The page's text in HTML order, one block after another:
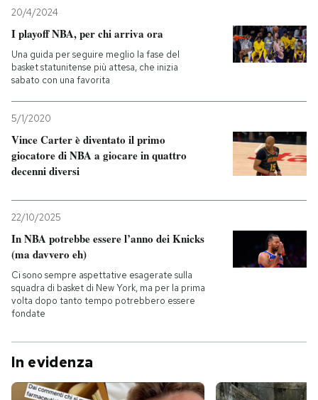
20/4/2024
I playoff NBA, per chi arriva ora
Una guida per seguire meglio la fase del
basket statunitense più attesa, che inizia
sabato con una favorita
5/1/2020
Vince Carter è diventato il primo
giocatore di NBA a giocare in quattro
decenni diversi
22/10/2025
In NBA potrebbe essere l’anno dei Knicks
(ma davvero eh)
Ci sono sempre aspettative esagerate sulla
squadra di basket di New York, ma per la prima
volta dopo tanto tempo potrebbero essere
fondate
In evidenza